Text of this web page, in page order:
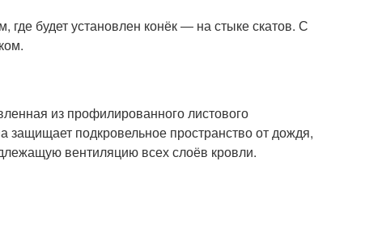
где будет установлен конёк ― на стыке скатов. С
из профилированного листового
подкровельное пространство от дождя,
вентиляцию всех слоёв кровли.